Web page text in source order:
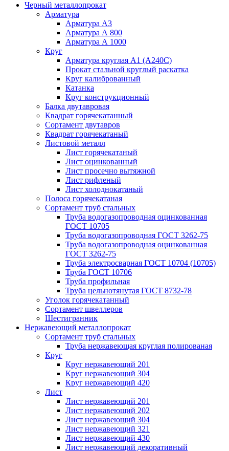
Черный металлопрокат
Арматура
Арматура А3
Арматура А 800
Арматура А 1000
Круг
Арматура круглая А1 (А240C)
Прокат стальной круглый раскатка
Круг калиброванный
Катанка
Круг конструкционный
Балка двутавровая
Квадрат горячекатанный
Сортамент двутавров
Квадрат горячекатаный
Листовой металл
Лист горячекатаный
Лист оцинкованный
Лист просечно вытяжной
Лист рифленый
Лист холоднокатаный
Полоса горячекатаная
Сортамент труб стальных
Труба водогазопроводная оцинкованная
ГОСТ 10705
Труба водогазопроводная ГОСТ 3262-75
Труба водогазопроводная оцинкованная
ГОСТ 3262-75
Труба электросварная ГОСТ 10704 (10705)
Труба ГОСТ 10706
Труба профильная
Труба цельнотянутая ГОСТ 8732-78
Уголок горячекатанный
Сортамент швеллеров
Шестигранник
Нержавеющий металлопрокат
Сортамент труб стальных
Труба нержавеющая круглая полированая
Круг
Круг нержавеющий 201
Круг нержавеющий 304
Круг нержавеющий 420
Лист
Лист нержавеющий 201
Лист нержавеющий 202
Лист нержавеющий 304
Лист нержавеющий 321
Лист нержавеющий 430
Лист нержавеющий декоративный